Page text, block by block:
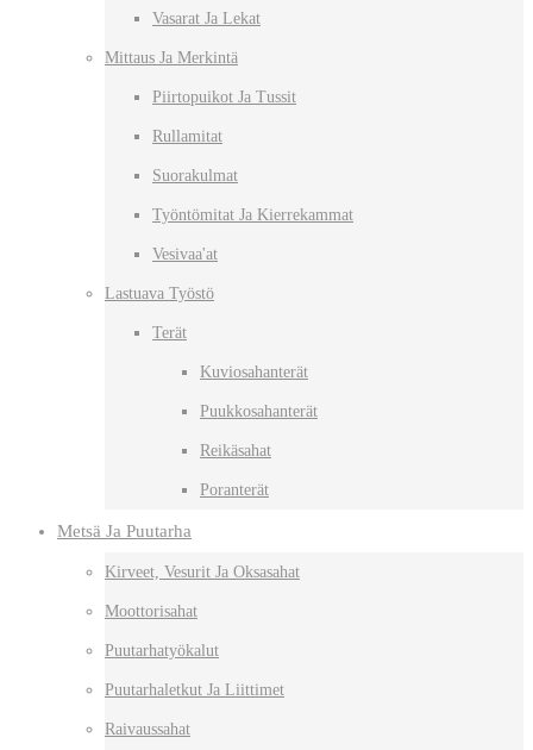
Vasarat Ja Lekat
Mittaus Ja Merkintä
Piirtopuikot Ja Tussit
Rullamitat
Suorakulmat
Työntömitat Ja Kierrekammat
Vesivaa'at
Lastuava Työstö
Terät
Kuviosahanterät
Puukkosahanterät
Reikäsahat
Poranterät
Metsä Ja Puutarha
Kirveet, Vesurit Ja Oksasahat
Moottorisahat
Puutarhatyökalut
Puutarhaletkut Ja Liittimet
Raivaussahat